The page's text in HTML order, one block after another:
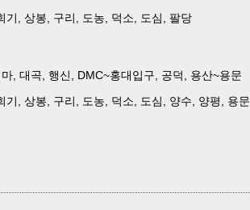
, 상봉, 구리, 도농, 덕소, 도심, 팔당
, 대곡, 행신, DMC~홍대입구, 공덕, 용산~용문
, 상봉, 구리, 도농, 덕소, 도심, 양수, 양평, 용문